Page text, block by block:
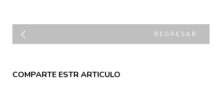
REGRESAR
COMPARTE ESTR ARTICULO